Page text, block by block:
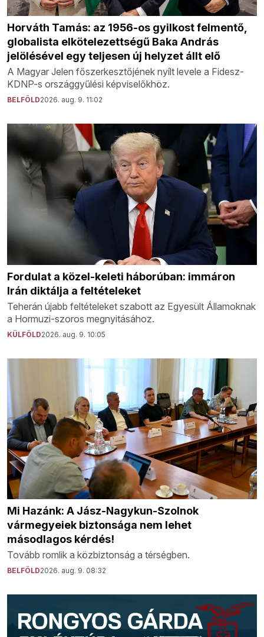
Horváth Tamás: az 1956-os gyilkost felmentő,
globalista elkötelezettségű Baka András
jelölésével egy teljesen új helyzet állt elő
A Magyar Jelen főszerkesztőjének nyílt levele a Fidesz-
KDNP-s országgyűlési képviselőkhöz.
BELFÖLD2026. aug. 9. 11:02
Fordulat a közel-keleti háborúban: immáron
Irán diktálja a feltételeket
Teherán újabb feltételeket szabott az Egyesült Államoknak
a Hormuzi-szoros megnyitásához.
KÜLFÖLD2026. aug. 9. 10:05
Mi Hazánk: A Jász-Nagykun-Szolnok
vármegyeiek biztonsága nem lehet
másodlagos kérdés!
Tovább romlik a közbiztonság a térségben.
BELFÖLD2026. aug. 9. 08:32